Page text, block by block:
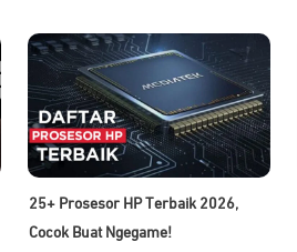
25+ Prosesor HP Terbaik 2026,
Cocok Buat Ngegame!